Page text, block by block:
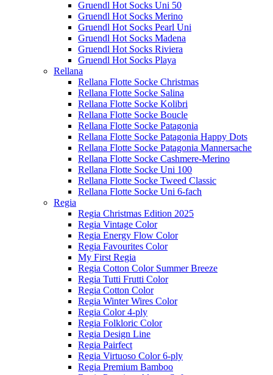
Gruendl Hot Socks Uni 50
Gruendl Hot Socks Merino
Gruendl Hot Socks Pearl Uni
Gruendl Hot Socks Madena
Gruendl Hot Socks Riviera
Gruendl Hot Socks Playa
Rellana
Rellana Flotte Socke Christmas
Rellana Flotte Socke Salina
Rellana Flotte Socke Kolibri
Rellana Flotte Socke Boucle
Rellana Flotte Socke Patagonia
Rellana Flotte Socke Patagonia Happy Dots
Rellana Flotte Socke Patagonia Mannersache
Rellana Flotte Socke Cashmere-Merino
Rellana Flotte Socke Uni 100
Rellana Flotte Socke Tweed Classic
Rellana Flotte Socke Uni 6-fach
Regia
Regia Christmas Edition 2025
Regia Vintage Color
Regia Energy Flow Color
Regia Favourites Color
My First Regia
Regia Cotton Color Summer Breeze
Regia Tutti Frutti Color
Regia Cotton Color
Regia Winter Wires Color
Regia Color 4-ply
Regia Folkloric Color
Regia Design Line
Regia Pairfect
Regia Virtuoso Color 6-ply
Regia Premium Bamboo